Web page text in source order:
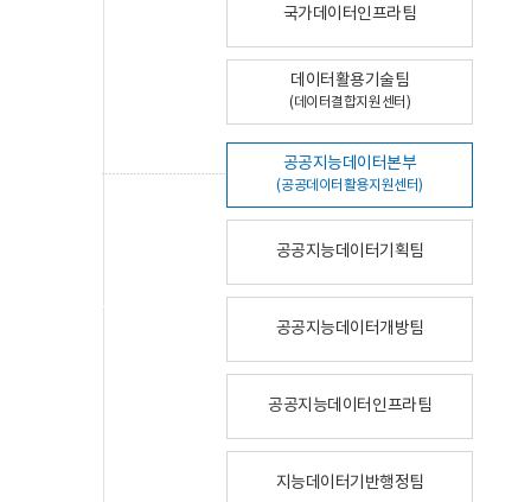
국가데이터인프라팀
데이터활용기술팀
(데이터결합지원센터)
공공지능데이터본부
(공공데이터활용지원센터)
공공지능데이터기획팀
공공지능데이터개방팀
공공지능데이터인프라팀
지능데이터기반행정팀